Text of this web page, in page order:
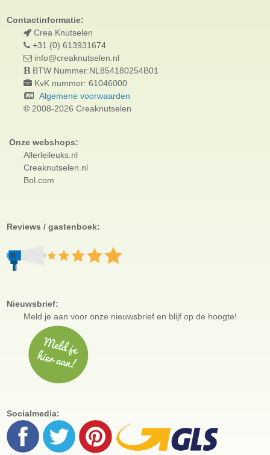
Contactinformatie:
Crea Knutselen
+31 (0) 613931674
info@creaknutselen.nl
BTW Nummer:NL854180254B01
KvK nummer: 61046000
Algemene voorwaarden
© 2008-2026 Creaknutselen
Onze webshops:
Allerleileuks.nl
Creaknutselen.nl
Bol.com
Reviews / gastenboek:
Nieuwsbrief:
Meld je aan vooronze nieuwsbrief en blijf op de hoogte!
Socialmedia: